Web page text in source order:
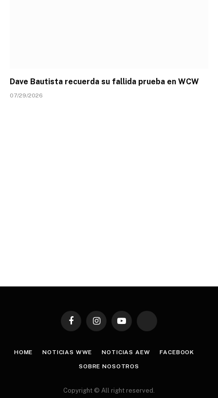
Dave Bautista recuerda su fallida prueba en WCW
07/29/2026
FacebookInstagramYouTube TikTok
HOME NOTICIAS WWE NOTICIAS AEW FACEBOOK
SOBRE NOSOTROS
Copyright © All right reserved.